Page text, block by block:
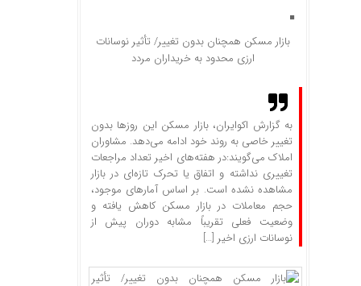
بازار مسکن همچنان بدون تغییر/ تأثیر نوسانات
ارزی محدود به خریداران مردد
به گزارش اکوایران، بازار مسکن این روزها بدون
تغییر خاصی به روند خود ادامه می‌دهد. مشاوران
املاک می‌گویند:در هفته‌های اخیر تعداد مراجعات
تغییری نداشته و اتفاق یا تحرک تازه‌ای در بازار
مشاهده نشده است. بر اساس آمارهای موجود،
حجم معاملات در بازار مسکن کاهش یافته و
وضعیت فعلی تقریباً مشابه دوران پیش از
نوسانات ارزی اخیر […]